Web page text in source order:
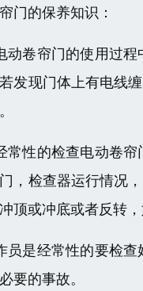
门的保养知识：
动卷帘门的使用过
发现门体上有电线
常性的检查电动卷
，检查器运行情况
顶或冲底或者反转
员是经常性的要检
要的事故。